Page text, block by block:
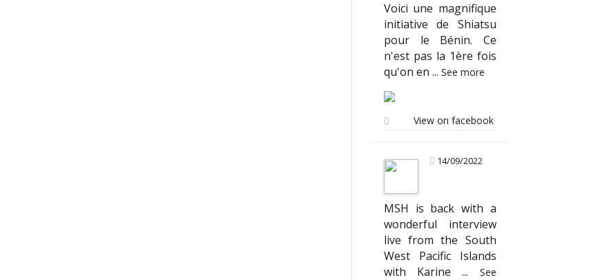
Voici une magnifique
initiative de Shiatsu
pour le Bénin. Ce
n'est pas la 1ère fois
qu'on en...See more
View on facebook
14/09/2022
MSH is back with a
wonderful interview
live from the South
West Pacific Islands
with Karine...
See